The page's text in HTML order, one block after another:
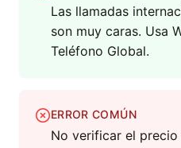
Las llamadas
son muy caras. Usa
Teléfono Global.
ERROR COMÚN
No verificar el